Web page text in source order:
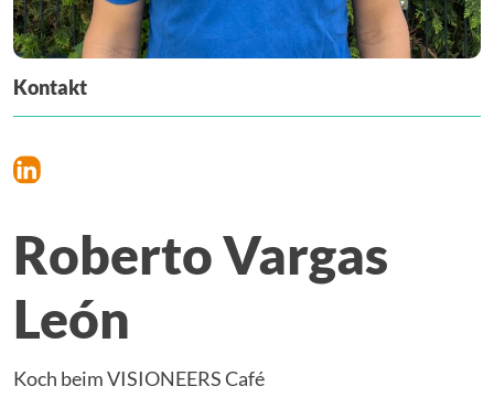
Kontakt
Roberto Vargas
León
Koch beim VISIONEERS Café